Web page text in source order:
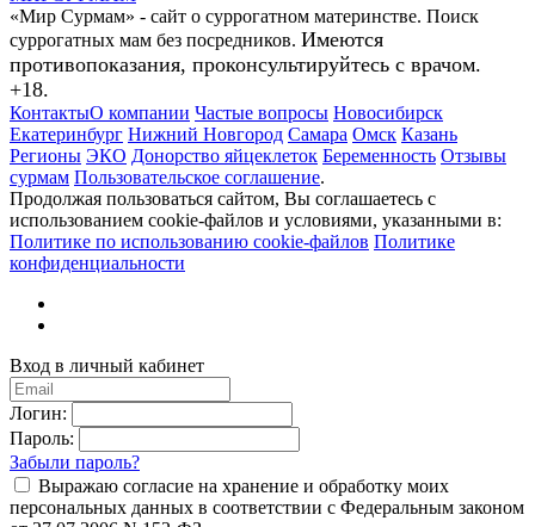
«Мир Сурмам» - сайт о суррогатном материнстве. Поиск
суррогатных мам без посредников. Имеются
противопоказания, проконсультируйтесь с врачом.
+18.
КонтактыО компании Частые вопросы Новосибирск
Екатеринбург Нижний Новгород Самара Омск Казань
Регионы ЭКО Донорство яйцеклеток Беременность Отзывы
сурмам Пользовательское соглашение.
Продолжая пользоваться сайтом, Вы соглашаетесь с
использованием cookie-файлов и условиями, указанными в:
Политике по использованию cookie-файлов Политике
конфиденциальности
Вход в личный кабинет
Логин:
Пароль:
Забыли пароль?
Выражаю согласие на хранение и обработку моих
персональных данных в соответствии с Федеральным законом